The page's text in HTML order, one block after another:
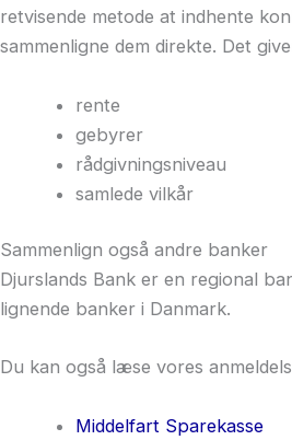
retvisende metode at indhente
sammenligne dem direkte. Det
rente
gebyrer
rådgivningsniveau
samlede vilkår
Sammenlign også andre banker
Djurslands Bank er en regional
lignende banker i Danmark.
Du kan også læse vores
Middelfart Sparekasse